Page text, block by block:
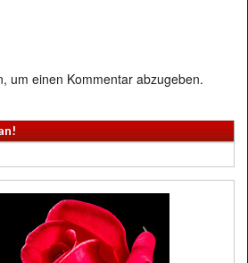
um einen Kommentar abzugeben.